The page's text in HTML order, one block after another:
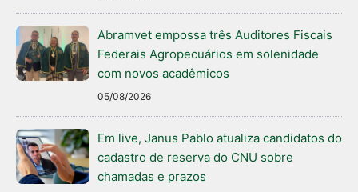
Abramvet empossa três Auditores Fiscais
Federais Agropecuários em solenidade
com novos acadêmicos
05/08/2026
Em live, Janus Pablo atualiza candidatos do
cadastro de reserva do CNU sobre
chamadas e prazos